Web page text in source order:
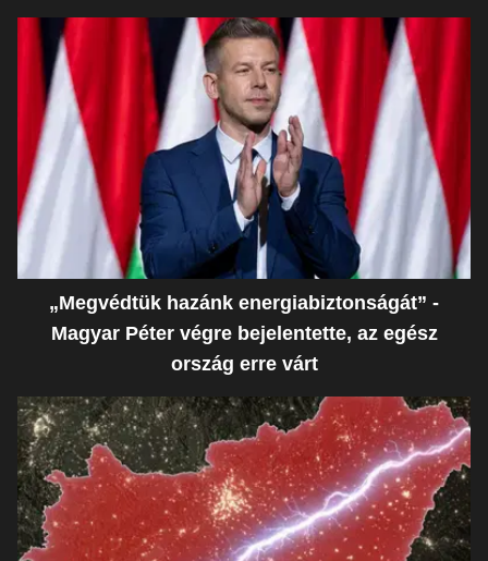
„Megvédtük hazánk energiabiztonságát” -
Magyar Péter végre bejelentette, az egész
ország erre várt